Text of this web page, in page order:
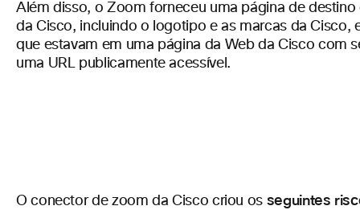
Além disso, o Zoom forneceu uma página de
da Cisco, incluindo o logotipo e as marcas da Cisco,
que estavam em uma página da Web da Cisco com
uma URL publicamente acessível.
O conector de zoom da Cisco criou os seguintes